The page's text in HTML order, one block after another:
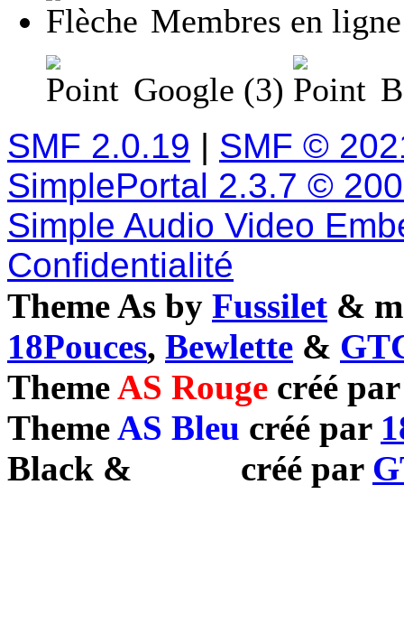
Membres en
Google (3)
SMF 2.0.19 | SMF ©
SimplePortal 2.3.7 ©
Simple Audio Video
Confidentialité
Theme As by Fussilet &
18Pouces, Bewlette &
ThemeAS Rouge créé
ThemeAS Bleu créé par
Black & créé par